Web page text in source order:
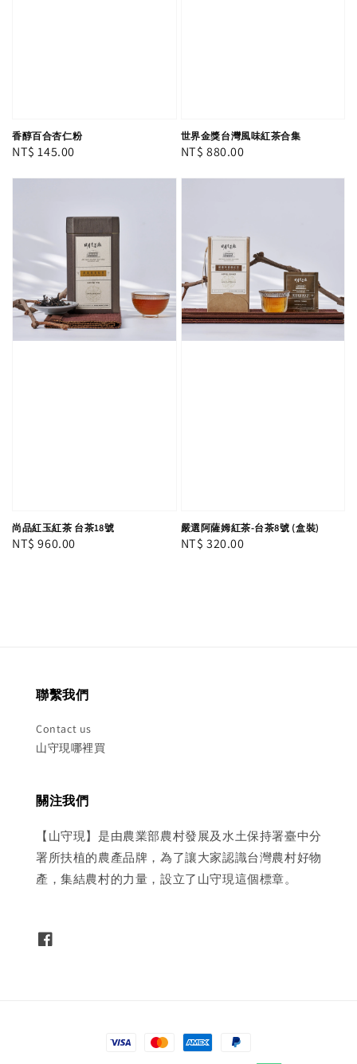
香醇百合杏仁粉
Regular
NT$ 145.00
世界金獎台灣風味紅茶合集
Regular
NT$ 880.00
尚品紅玉紅茶 台茶18號
Regular
NT$ 960.00
嚴選阿薩姆紅茶-台茶8號 (盒裝)
Regular
NT$ 320.00
聯繫我們
Contact us
山守現哪裡買
關注我們
【山守現】是由農業部農村發展及水土保持署臺中分
署所扶植的農產品牌，為了讓大家認識台灣農村好物
產，集結農村的力量，設立了山守現這個標章。